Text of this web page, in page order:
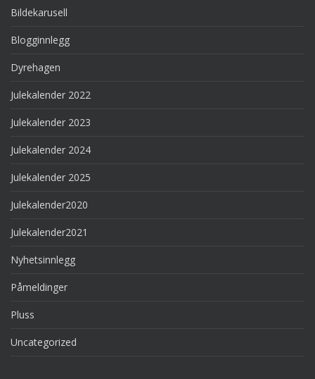
Bildekarusell
Blogginnlegg
Dyrehagen
Julekalender 2022
Julekalender 2023
Julekalender 2024
Julekalender 2025
Julekalender2020
Julekalender2021
Nyhetsinnlegg
Påmeldinger
Pluss
Uncategorized